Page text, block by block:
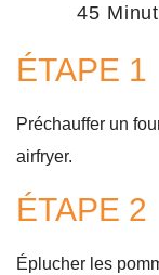
45
ÉTAPE 1
Préchauffer un
airfryer.
ÉTAPE 2
Éplucher les